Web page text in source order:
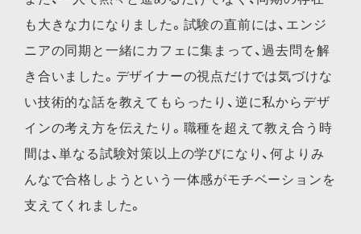
も大きな力になりました。試験の直前には、エンジ
ニアの同期と一緒にカフェに集まって、過去問を解
き合いました。デザイナーの視点だけでは気づけな
い技術的な話を教えてもらったり、逆に私からデザ
インの考え方を伝えたり。職種を超えて教え合う時
間は、単なる試験対策以上の学びになり、何よりみ
んなで合格しようという一体感がモチベーションを
支えてくれました。